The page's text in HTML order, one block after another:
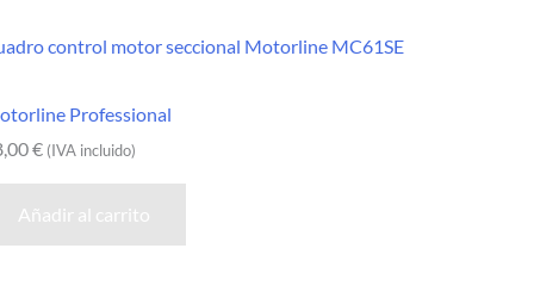
control motor seccional Motorline MC61SE
Professional
€ (IVA incluido)
Añadir al carrito